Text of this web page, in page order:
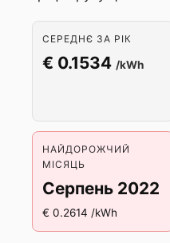
СЕРЕДНЄ ЗА РІК
€ 0.1534 /kWh
НАЙДОРОЖЧИЙ
МІСЯЦЬ
Серпень 2022
€ 0.2614 /kWh